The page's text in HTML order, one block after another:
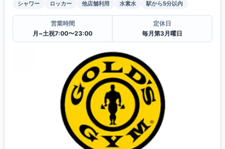
シャワー
ロッカー 他店舗利用 水素水 駅から5分以内
営業時間
月~土祝7:00〜23:00
定休日
毎月第3月曜日